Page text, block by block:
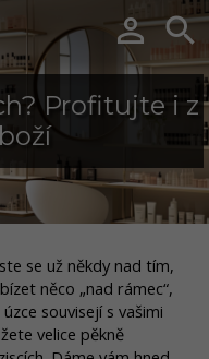
 
Profitujte i z
se už někdy nad tím,
něco „nad rámec“,
souvisejí s vašimi
velice pěkně